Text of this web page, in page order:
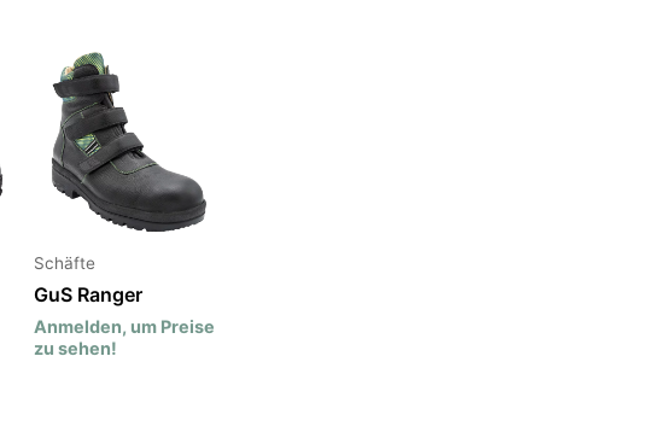
Schäfte
GuS Ranger
Anmelden, um Preise
zu sehen!